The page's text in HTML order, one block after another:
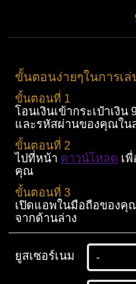
ขั้นตอนง่ายๆในการเ
ขั้นตอนที่ 1
โอนเงินเข้ากระเป๋าเงิน
และรหัสผ่านของคุณใน
ขั้นตอนที่ 2
ไปที่หน้า ดาวน์โหลด เ
คุณ
ขั้นตอนที่ 3
เปิดแอพในมือถือของคุ
จากด้านล่าง
ยูสเซอร์เนม